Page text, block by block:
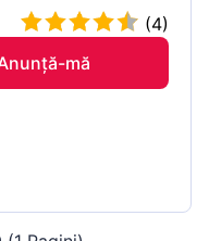
(4)
mă